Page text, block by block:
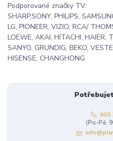
Podporované značky TV:
SHARP,SONY, PHILIPS,
LG, PIONEER, VIZIO, RCA/
LOEWE, AKAI, HITACHI, HAIER,
SANYO, GRUNDIG, BEKO,
HISENSE, CHANGHONG
603
(Po-Pá,